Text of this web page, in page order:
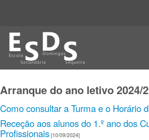
Arranque do ano letivo 2024/
Como consultar a Turma e o Horário
Receção aos alunos do 1.º ano dos
Profissionais [10/09/2024]